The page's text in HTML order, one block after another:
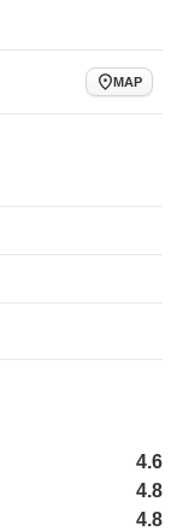
MAP
4.6
4.8
4.8